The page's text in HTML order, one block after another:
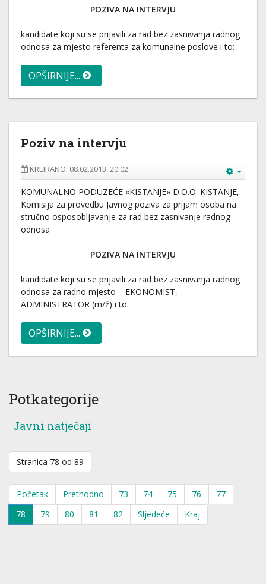
POZIVA NA INTERVJU
kandidate koji su se prijavili za rad bez zasnivanja radnog
odnosa za mjesto referenta za komunalne poslove i to:
OPŠIRNIJE...
Poziv na intervju
KREIRANO: 08.02.2013. 20:02
KOMUNALNO PODUZEĆE «KISTANJE» D.O.O. KISTANJE,
Komisija za provedbu Javnog poziva za prijam osoba na
stručno osposobljavanje za rad bez zasnivanje radnog
odnosa
POZIVA NA INTERVJU
kandidate koji su se prijavili za rad bez zasnivanja radnog
odnosa za radno mjesto – EKONOMIST,
ADMINISTRATOR (m/ž) i to:
OPŠIRNIJE...
Potkategorije
Javni natječaji
Stranica 78 od 89
Početak Prethodno 73 74 75 76
77
78
79 80 81 82 Sljedeće Kraj